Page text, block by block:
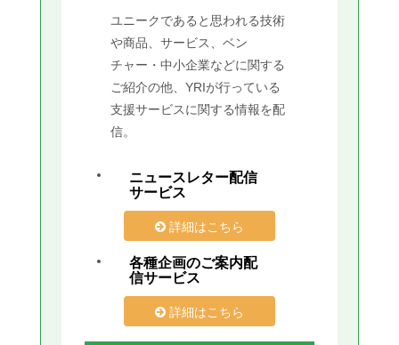
ユニークであると思われる技術
や商品、サービス、ベン
チャー・中小企業などに関する
ご紹介の他、YRIが行っている
支援サービスに関する情報を配
信。
ニュースレター配信
サービス
詳細はこちら
各種企画のご案内配
信サービス
詳細はこちら